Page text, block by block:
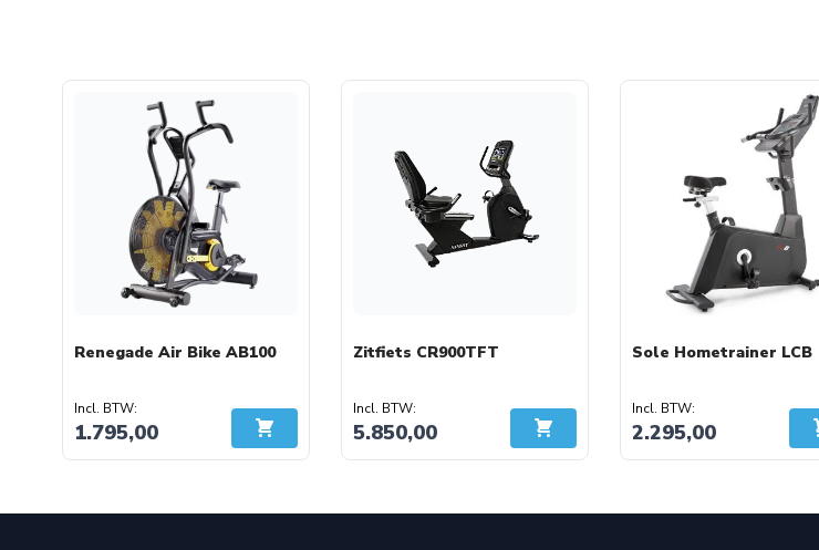
Renegade Air Bike AB100
1.795,00 In Winkelwagen
Zitfiets CR900TFT
5.850,00 In Winkelwagen
Sole Hometrainer LCB
2.295,00